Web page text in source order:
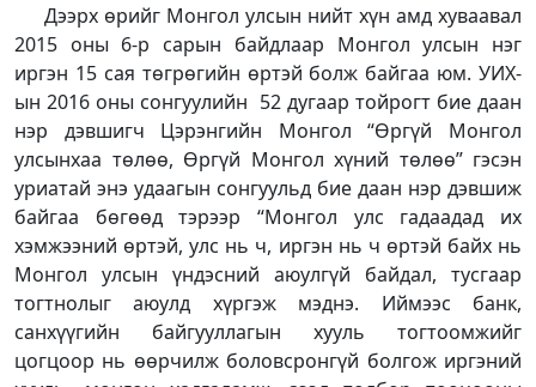
Дээрх өрийг Монгол улсын нийт хүн амд хуваавал
2015 оны 6-р сарын байдлаар Монгол улсын нэг
иргэн 15 сая төгрөгийн өртэй болж байгаа юм. УИХ-
ын 2016 оны сонгуулийн 52 дугаар тойрогт бие даан
нэр дэвшигч Цэрэнгийн Монгол “Өргүй Монгол
улсынхаа төлөө, Өргүй Монгол хүний төлөө” гэсэн
уриатай энэ удаагын сонгуульд бие даан нэр дэвшиж
байгаа бөгөөд тэрээр “Монгол улс гадаадад их
хэмжээний өртэй, улс нь ч, иргэн нь ч өртэй байх нь
Монгол улсын үндэсний аюулгүй байдал, тусгаар
тогтнолыг аюулд хүргэж мэднэ. Иймээс банк,
санхүүгийн байгууллагын хууль тогтоомжийг
цогцоор нь өөрчилж боловсронгүй болгож иргэний